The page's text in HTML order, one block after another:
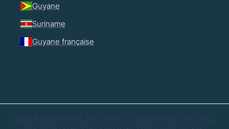
Guyane
Suriname
Guyane française
🇬🇧 🇫🇷 🇩🇪 🇳🇱 🇵🇹 🇮🇹 🇸🇦 🇳🇴 🇸🇪 🇩🇰 🇫🇮